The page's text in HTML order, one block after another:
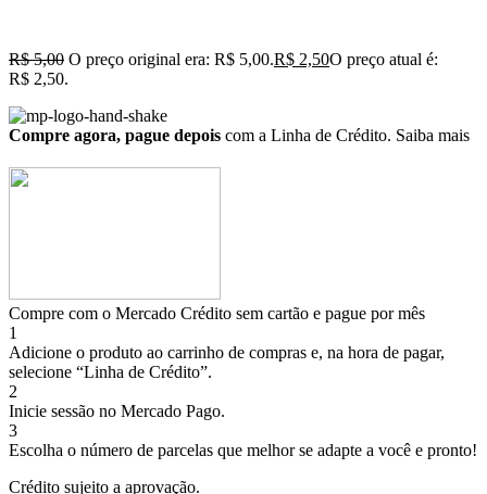
R$5,00 O preço original era: R$ 5,00.R$ 2,50O preço atual é:
R$ 2,50.
Compre agora, pague depois com a Linha de Crédito. Saiba mais
Compre com o Mercado Crédito sem cartão e pague por mês
1
Adicione o produto ao carrinho de compras e, na hora de pagar,
selecione “Linha de Crédito”.
2
Inicie sessão no Mercado Pago.
3
Escolha o número de parcelas que melhor se adapte a você e pronto!
Crédito sujeito a aprovação.